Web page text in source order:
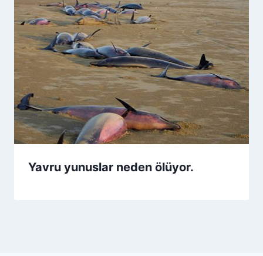
Yavru yunuslar neden ölüyor.